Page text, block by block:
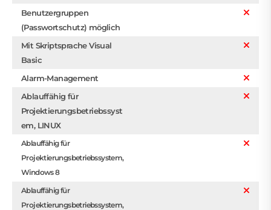
Benutzergruppen
(Passwortschutz) möglich
Mit Skriptsprache Visual
Basic
Alarm-Management
Ablauffähig für
Projektierungsbetriebssyst
em, LINUX
Ablauffähig für
Projektierungsbetriebssystem,
Windows 8
Ablauffähig für
Projektierungsbetriebssystem,